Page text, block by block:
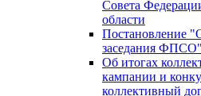
Совета
области
Постановление
заседания ФПСО"
Об итогах
кампании и
коллективный